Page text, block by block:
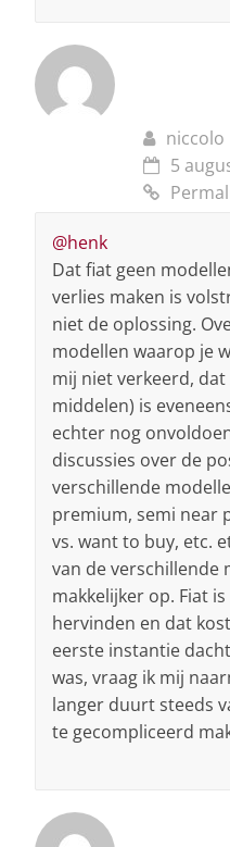
niccolo
5
@henk
Dat fiat geen
verlies maken is
niet de oplossing.
modellen waarop je
mij niet verkeerd,
middelen) is
echter nog
discussies over de
verschillende
premium, semi near
vs. want to buy, etc.
van de verschillende
makkelijker op. Fiat
hervinden en dat
eerste instantie
was, vraag ik mij
langer duurt steeds
te gecompliceerd